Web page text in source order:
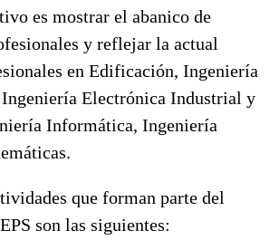
es mostrar el abanico de
y reflejar la actual
en Edificación, Ingeniería
Electrónica Industrial y
Informática, Ingeniería
que forman parte del
son las siguientes: